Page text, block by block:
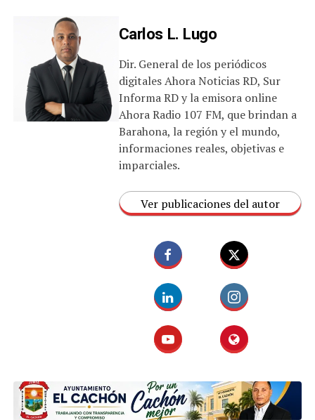
Carlos L. Lugo
Dir. General de los periódicos
digitales Ahora Noticias RD, Sur
Informa RD y la emisora online
Ahora Radio 107 FM, que brindan a
Barahona, la región y el mundo,
informaciones reales, objetivas e
imparciales.
Ver publicaciones del autor